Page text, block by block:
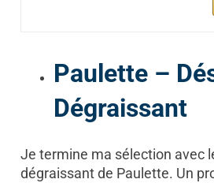
Paulette –
Dégraissant
Je termine ma sélection avec
dégraissant de Paulette. Un